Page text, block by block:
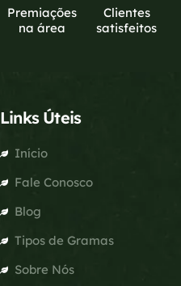
Premiações
na área
Clientes
satisfeitos
Links Úteis
Início
Fale Conosco
Blog
Tipos de Gramas
Sobre Nós